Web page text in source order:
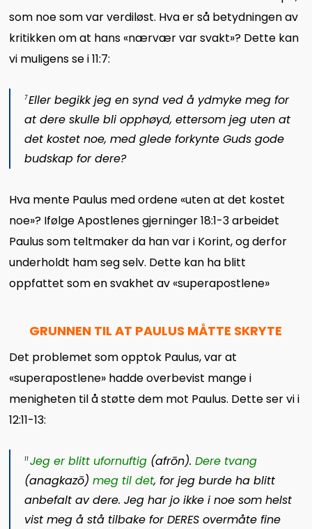
som noe som var verdiløst. Hva er så betydningen av
kritikken om at hans «nærvær var svakt»? Dette kan
vi muligens se i 11:7:
7Eller begikk jeg en synd ved å ydmyke meg for
at dere skulle bli opphøyd, ettersom jeg uten at
det kostet noe, med glede forkynte Guds gode
budskap for dere?
Hva mente Paulus med ordene «uten at det kostet
noe»? Ifølge Apostlenes gjerninger 18:1-3 arbeidet
Paulus som teltmaker da han var i Korint, og derfor
underholdt ham seg selv. Dette kan ha blitt
oppfattet som en svakhet av «superapostlene»
GRUNNEN TIL AT PAULUS MÅTTE SKRYTE
Det problemet som opptok Paulus, var at
«superapostlene» hadde overbevist mange i
menigheten til å støtte dem mot Paulus. Dette ser vi i
12:11-13:
11 Jeg er blitt ufornuftig (afrōn).Dere tvang
(anagkazō)meg til det, for jeg burde ha blitt
anbefalt av dere. Jeg har jo ikke i noe som helst
vist meg å stå tilbake for DERES overmåte fine